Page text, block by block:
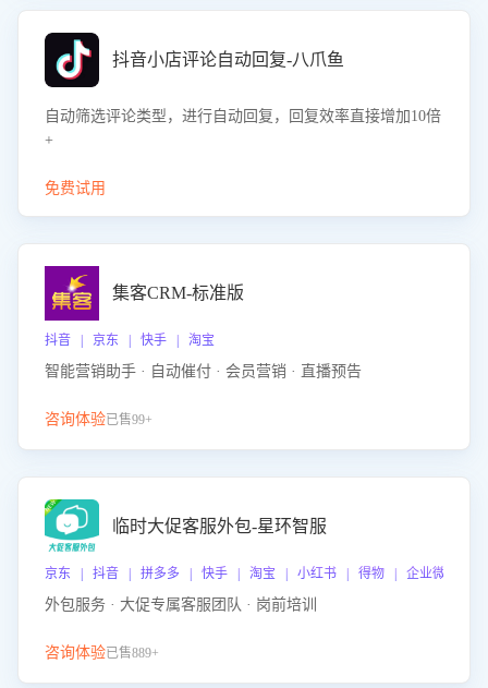
抖音小店评论自动回复-八爪鱼
自动筛选评论类型，进行自动回复，回复效率直接增加10倍
+
免费试用
集客CRM-标准版
抖音 | 京东 | 快手 | 淘宝
智能营销助手 · 自动催付 · 会员营销 · 直播预告
咨询体验已售99+
临时大促客服外包-星环智服
京东 | 抖音 | 拼多多 | 快手 | 淘宝 | 小红书 | 得物 | 企业微信
外包服务 · 大促专属客服团队 · 岗前培训
咨询体验已售889+